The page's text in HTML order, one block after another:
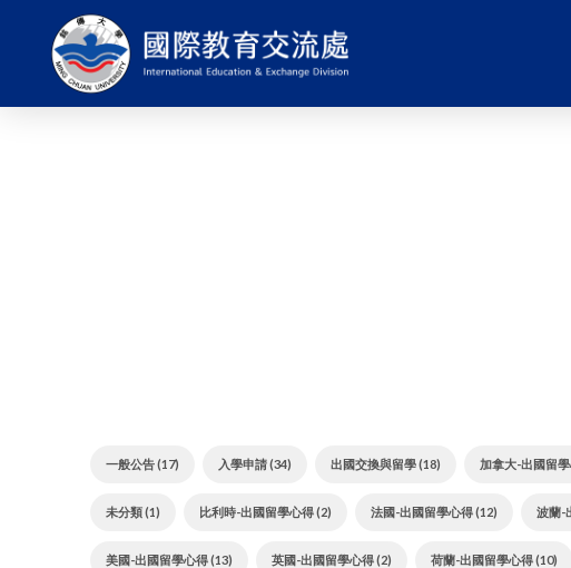
一般公告 (17) 入學申請 (34) 出國交換與留學 (18) 加拿大-出國留
未分類 (1) 比利時-出國留學心得 (2) 法國-出國留學心得 (12) 波蘭-
美國-出國留學心得 (13) 英國-出國留學心得 (2) 荷蘭-出國留學心得 (10)